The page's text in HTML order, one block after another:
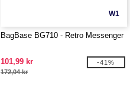
W1
BagBase BG710 - Retro Messenger
101,99 kr
172,04 kr
-41%